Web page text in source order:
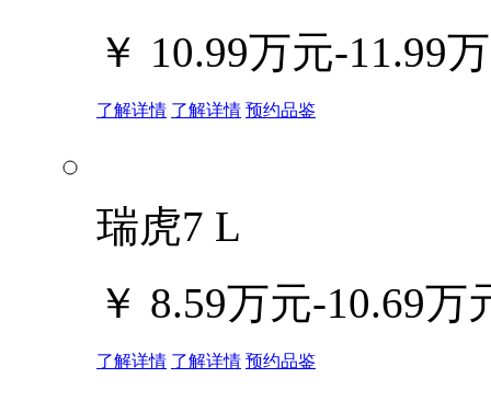
￥ 10.99万元-11.99
了解详情 了解详情 预约品鉴
瑞虎7 L
￥ 8.59万元-10.69万
了解详情 了解详情 预约品鉴